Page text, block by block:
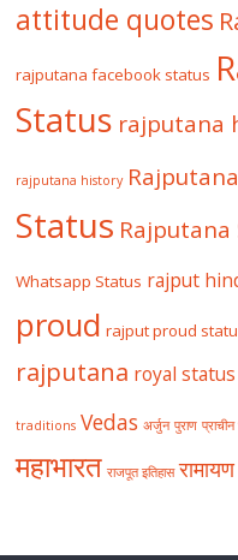
attitude quotes
rajputana facebook status
Status rajputana
rajputana history
Status
Whatsapp Status rajput
proud rajput proud
rajputana royal status
traditions Vedas अर्जुन पुराण
महाभारत राजपूत इतिहास रामायण